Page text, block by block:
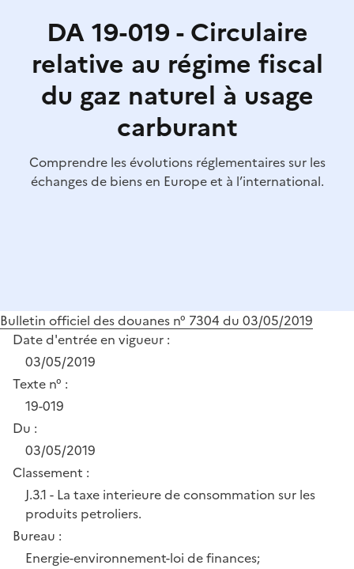
DA 19-019 - Circulaire
relative au régime fiscal
du gaz naturel à usage
carburant
Comprendre les évolutions réglementaires sur les
échanges de biens en Europe et à l’international.
Bulletin officiel des douanes n° 7304 du 03/05/2019
Date d'entrée en vigueur :
03/05/2019
Texte n° :
19-019
Du :
03/05/2019
Classement :
J.3.1 - La taxe interieure de consommation sur les
produits petroliers.
Bureau :
Energie-environnement-loi de finances;